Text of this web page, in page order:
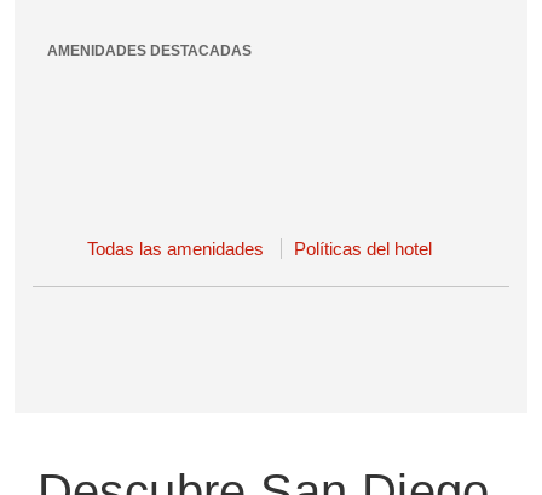
AMENIDADES DESTACADAS
Todas las amenidades Políticas del hotel